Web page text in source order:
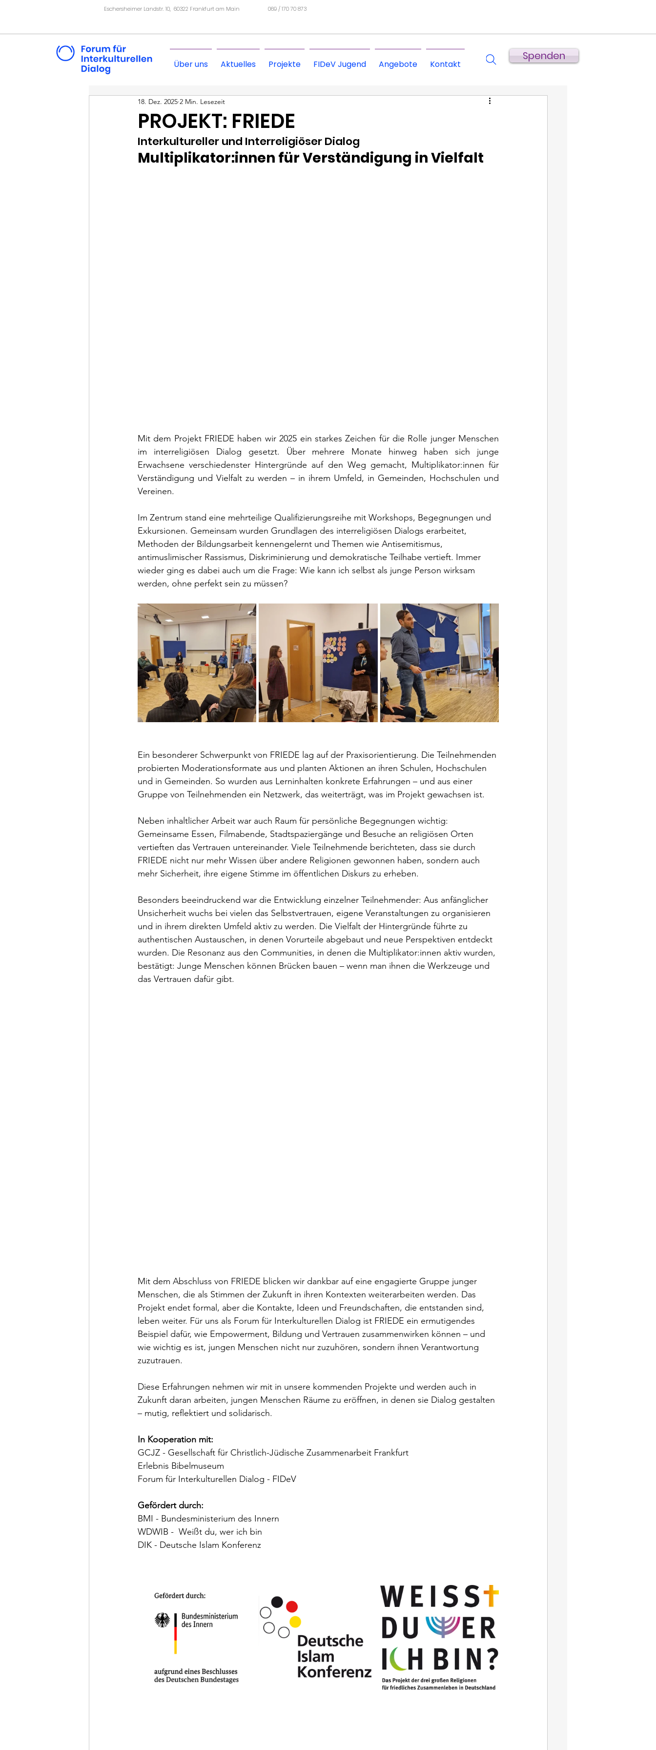
Eschersheimer Landstr. 10, 60322 Frankfurt am Main 069 / 170 70 873
Über uns Aktuelles Projekte FIDeV Jugend Angebote Kontakt
Spenden
PROJEKT: FRIEDE
18. Dez. 2025 2 Min. Lesezeit
Interkultureller und Interreligiöser Dialog
Multiplikator:innen für Verständigung in Vielfalt
Mit dem Projekt FRIEDE haben wir 2025 ein starkes Zeichen für die Rolle junger Menschen
im interreligiösen Dialog gesetzt. Über mehrere Monate hinweg haben sich junge
Erwachsene verschiedenster Hintergründe auf den Weg gemacht, Multiplikator:innen für
Verständigung und Vielfalt zu werden – in ihrem Umfeld, in Gemeinden, Hochschulen und
Vereinen.
Im Zentrum stand eine mehrteilige Qualifizierungsreihe mit Workshops, Begegnungen und
Exkursionen. Gemeinsam wurden Grundlagen des interreligiösen Dialogs erarbeitet,
Methoden der Bildungsarbeit kennengelernt und Themen wie Antisemitismus,
antimuslimischer Rassismus, Diskriminierung und demokratische Teilhabe vertieft. Immer
wieder ging es dabei auch um die Frage: Wie kann ich selbst als junge Person wirksam
werden, ohne perfekt sein zu müssen?
Ein besonderer Schwerpunkt von FRIEDE lag auf der Praxisorientierung. Die Teilnehmenden
probierten Moderationsformate aus und planten Aktionen an ihren Schulen, Hochschulen
und in Gemeinden. So wurden aus Lerninhalten konkrete Erfahrungen – und aus einer
Gruppe von Teilnehmenden ein Netzwerk, das weiterträgt, was im Projekt gewachsen ist.
Neben inhaltlicher Arbeit war auch Raum für persönliche Begegnungen wichtig:
Gemeinsame Essen, Filmabende, Stadtspaziergänge und Besuche an religiösen Orten
vertieften das Vertrauen untereinander. Viele Teilnehmende berichteten, dass sie durch
FRIEDE nicht nur mehr Wissen über andere Religionen gewonnen haben, sondern auch
mehr Sicherheit, ihre eigene Stimme im öffentlichen Diskurs zu erheben.
Besonders beeindruckend war die Entwicklung einzelner Teilnehmender: Aus anfänglicher
Unsicherheit wuchs bei vielen das Selbstvertrauen, eigene Veranstaltungen zu organisieren
und in ihrem direkten Umfeld aktiv zu werden. Die Vielfalt der Hintergründe führte zu
authentischen Austauschen, in denen Vorurteile abgebaut und neue Perspektiven entdeckt
wurden. Die Resonanz aus den Communities, in denen die Multiplikator:innen aktiv wurden,
bestätigt: Junge Menschen können Brücken bauen – wenn man ihnen die Werkzeuge und
das Vertrauen dafür gibt.
Mit dem Abschluss von FRIEDE blicken wir dankbar auf eine engagierte Gruppe junger
Menschen, die als Stimmen der Zukunft in ihren Kontexten weiterarbeiten werden. Das
Projekt endet formal, aber die Kontakte, Ideen und Freundschaften, die entstanden sind,
leben weiter. Für uns als Forum für Interkulturellen Dialog ist FRIEDE ein ermutigendes
Beispiel dafür, wie Empowerment, Bildung und Vertrauen zusammenwirken können – und
wie wichtig es ist, jungen Menschen nicht nur zuzuhören, sondern ihnen Verantwortung
zuzutrauen.
Diese Erfahrungen nehmen wir mit in unsere kommenden Projekte und werden auch in
Zukunft daran arbeiten, jungen Menschen Räume zu eröffnen, in denen sie Dialog gestalten
– mutig, reflektiert und solidarisch.
In Kooperation mit:
GCJZ - Gesellschaft für Christlich-Jüdische Zusammenarbeit Frankfurt
Erlebnis Bibelmuseum
Forum für Interkulturellen Dialog - FIDeV
Gefördert durch:
BMI - Bundesministerium des Innern
WDWIB -  Weißt du, wer ich bin
DIK - Deutsche Islam Konferenz